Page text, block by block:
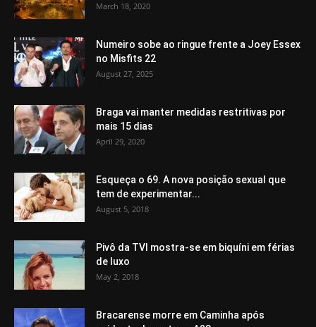
March 18, 2020
Numeiro sobe ao ringue frente a Joey Essex
no Misfits 22
August 27, 2025
Braga vai manter medidas restritivas por
mais 15 dias
April 29, 2020
Esqueça o 69. A nova posição sexual que
tem de experimentar...
August 5, 2018
Pivô da TVI mostra-se em biquíni em férias
de luxo
May 2, 2018
Bracarense morre em Caminha após